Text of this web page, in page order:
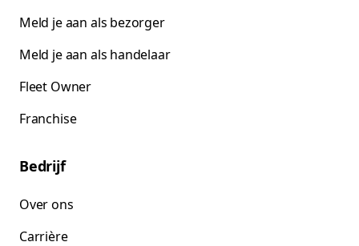
Meld je aan als bezorger
Meld je aan als handelaar
Fleet Owner
Franchise
Bedrijf
Over ons
Carrière